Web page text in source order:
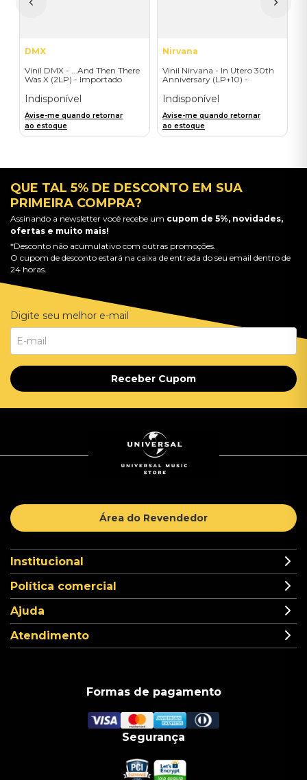
DMX
Vinil DMX - ...And Then There
Was X (2LP) - Importado
Indisponível
Avise-me quando retornar
ao estoque
Nirvana
Vinil Nirvana - In Utero 30th
Anniversary (LP+10) -
Indisponível
Avise-me quando retornar
ao estoque
QUE TAL 5% DE DESCONTO EM SUA
PRIMEIRA COMPRA?
Assinando a newsletter você recebe um cupom de 5%, novidades,
ofertas e muito mais!
*Desconto não acumulativo com outras promoções.
O cupom de desconto estará na caixa de entrada do seu email dentro de
24 horas.
Digite seu melhor e-mail
Receber Cupom
Área do Revendedor
Institucional
Política comercial
Ajuda
Atendimento
Formas de pagamento
Segurança